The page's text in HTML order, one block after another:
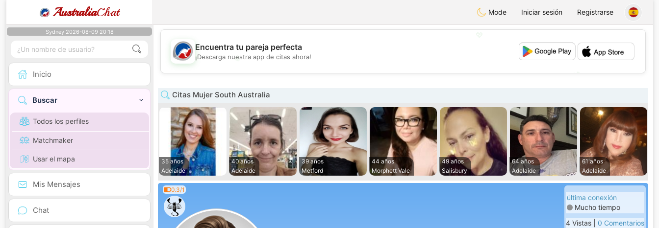
AustraliaChat Mode Iniciar sesión Registrarse
Sydney 2026-08-09 20:18
Inicio
Buscar
Todos los perfiles
Matchmaker
Usar el mapa
Mis Mensajes
Chat
💕
Encuentra tu pareja perfecta
¡Descarga nuestra app de citas ahora!
Citas Mujer South Australia
35 años
Adelaide
40 años
Adelaide
39 años
Metford
44 años
Morphett Vale
49 años
Salisbury
64 años
Adelaide
61 años
Adelaide
0.3/1
última conexión
Mucho tiempo
4 Vistas | 0 Comentarios